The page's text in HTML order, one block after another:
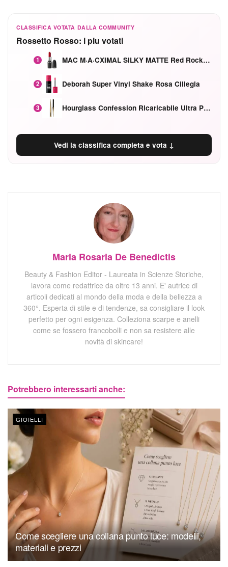
CLASSIFICA VOTATA DALLA COMMUNITY
Rossetto Rosso: i piu votati
1 MAC M·A·CXIMAL SILKY MATTE Red Rock mat
2 Deborah Super Vinyl Shake Rosa Ciliegia
3 Hourglass Confession Ricaricabile Ultra Preciso Ad Alta Intensità Secretly Classic Red
Vedi la classifica completa e vota ↓
Maria Rosaria De Benedictis
Beauty & Fashion Editor - Laureata in Scienze Storiche,
lavora come redattrice da oltre 13 anni. E' autrice di
articoli dedicati al mondo della moda e della bellezza a
360°. Esperta di stile e di tendenze, sa consigliare il look
perfetto per ogni esigenza. Colleziona scarpe e anelli
come se fossero francobolli e non sa resistere alle
novità di skincare!
Potrebbero interessarti anche:
GIOIELLI
Come scegliere una collana punto luce: modelli,
materiali e prezzi